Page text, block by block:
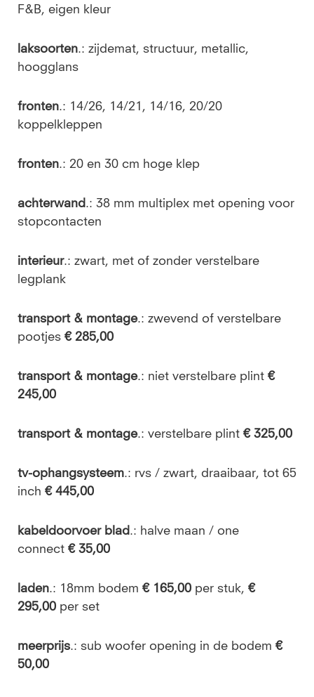
F&B, eigen kleur
laksoorten.: zijdemat, structuur, metallic,
hoogglans
fronten.: 14/26, 14/21, 14/16, 20/20
koppelkleppen
fronten.: 20 en 30 cm hoge klep
achterwand.: 38 mm multiplex met opening voor
stopcontacten
interieur.: zwart, met of zonder verstelbare
legplank
transport & montage.: zwevend of verstelbare
pootjes € 285,00
transport & montage.: niet verstelbare plint €
245,00
transport & montage.: verstelbare plint € 325,00
tv-ophangsysteem.: rvs / zwart, draaibaar, tot 65
inch € 445,00
kabeldoorvoer blad.: halve maan / one
connect € 35,00
laden.: 18mm bodem € 165,00 per stuk, €
295,00 per set
meerprijs.: sub woofer opening in de bodem €
50,00